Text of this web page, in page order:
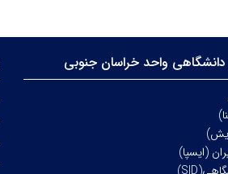
واحد خراسان جنوبی
(ایسپا)